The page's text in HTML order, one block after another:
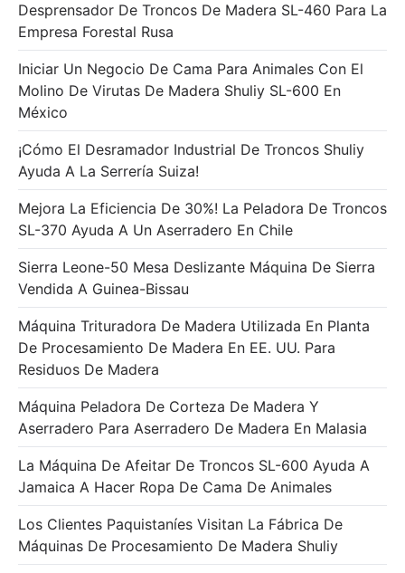
Desprensador De Troncos De Madera SL-460 Para La
Empresa Forestal Rusa
Iniciar Un Negocio De Cama Para Animales Con El
Molino De Virutas De Madera Shuliy SL-600 En
México
¡Cómo El Desramador Industrial De Troncos Shuliy
Ayuda A La Serrería Suiza!
Mejora La Eficiencia De 30%! La Peladora De Troncos
SL-370 Ayuda A Un Aserradero En Chile
Sierra Leone-50 Mesa Deslizante Máquina De Sierra
Vendida A Guinea-Bissau
Máquina Trituradora De Madera Utilizada En Planta
De Procesamiento De Madera En EE. UU. Para
Residuos De Madera
Máquina Peladora De Corteza De Madera Y
Aserradero Para Aserradero De Madera En Malasia
La Máquina De Afeitar De Troncos SL-600 Ayuda A
Jamaica A Hacer Ropa De Cama De Animales
Los Clientes Paquistaníes Visitan La Fábrica De
Máquinas De Procesamiento De Madera Shuliy